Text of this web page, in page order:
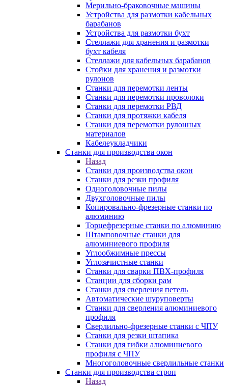
Мерильно-браковочные машины
Устройства для размотки кабельных
барабанов
Устройства для размотки бухт
Стеллажи для хранения и размотки
бухт кабеля
Стеллажи для кабельных барабанов
Стойки для хранения и размотки
рулонов
Станки для перемотки ленты
Станки для перемотки проволоки
Станки для перемотки РВД
Станки для протяжки кабеля
Станки для перемотки рулонных
материалов
Кабелеукладчики
Станки для производства окон
Назад
Станки для производства окон
Станки для резки профиля
Одноголовочные пилы
Двухголовочные пилы
Копировально-фрезерные станки по
алюминию
Торцефрезерные станки по алюминию
Штамповочные станки для
алюминиевого профиля
Углообжимные прессы
Углозачистные станки
Станки для сварки ПВХ-профиля
Станции для сборки рам
Станки для сверления петель
Автоматические шуруповерты
Станки для сверления алюминиевого
профиля
Сверлильно-фрезерные станки с ЧПУ
Станки для резки штапика
Станки для гибки алюминиевого
профиля с ЧПУ
Многоголовочные сверлильные станки
Станки для производства строп
Назад